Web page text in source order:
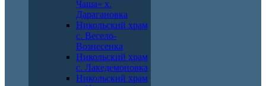
Чаша» х.
Дарагановка
Никольский храм
с. Весело-
Вознесенка
Никольский храм
с. Лакедемоновка
Никольский храм